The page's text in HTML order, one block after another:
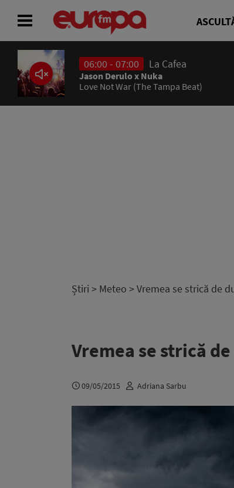
06:00 - 07:00 La Cafea
Jason Derulo x Nuka
Love Not War (The Tampa Beat)
Știri > Meteo > Vremea se strică de
Vremea se strică
09/05/2015 Adriana Sarbu
ACASĂ
ȘTIRI